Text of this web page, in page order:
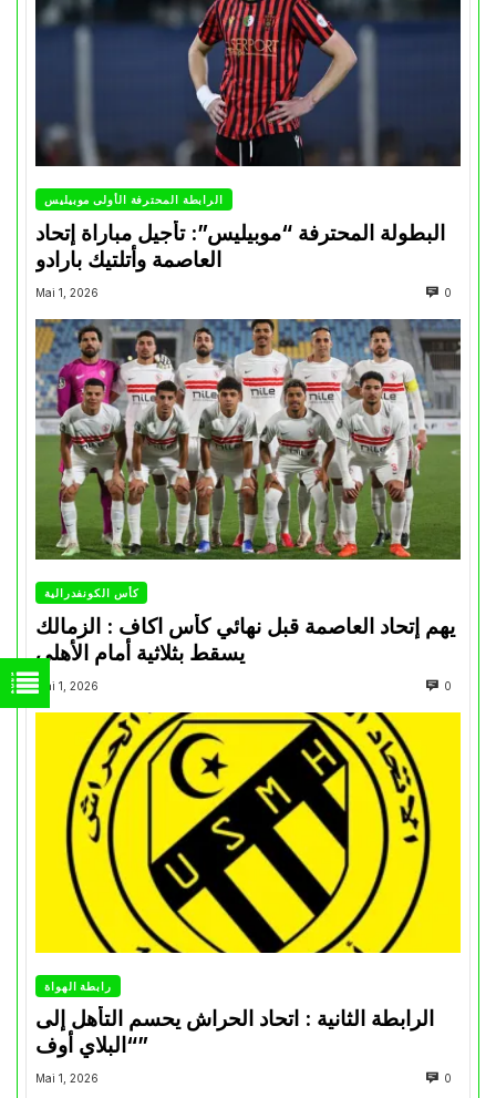
الرابطة المحترفة الأولى موبيليس
البطولة المحترفة “موبيليس”: تأجيل مباراة إتحاد
العاصمة وأتلتيك بارادو
Mai 1, 2026 0
كأس الكونفدرالية
يهم إتحاد العاصمة قبل نهائي كأس اكاف : الزمالك
Mai 1, 2026 0
رابطة الهواة
الرابطة الثانية : اتحاد الحراش يحسم التأهل إلى
“البلاي أوف”
Mai 1, 2026 0